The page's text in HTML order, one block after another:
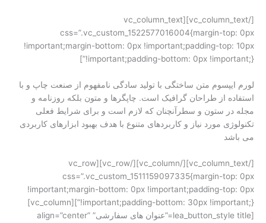
[/vc_column_text][vc_column_text
css=”.vc_custom_1522577016004{margin-top: 0px
!important;margin-bottom: 0px !important;padding-top: 10px
!important;padding-bottom: 0px !important;}”]
لورم ایپسوم متن ساختگی با تولید سادگی نامفهوم از صنعت چاپ و با
استفاده از طراحان گرافیک است. چاپگرها و متون بلکه روزنامه و
مجله در ستون و سطرآنچنان که لازم است و برای شرایط فعلی
تکنولوژی مورد نیاز و کاربردهای متنوع با هدف بهبود ابزارهای کاربردی
می باشد
[/vc_column_text][/vc_column][/vc_row][vc_row
css=”.vc_custom_1511159097335{margin-top: 0px
!important;margin-bottom: 0px !important;padding-top: 0px
!important;padding-bottom: 30px !important;}”][vc_column]
[lea_button_style title=”عنوان های سفارشی” align=”center”